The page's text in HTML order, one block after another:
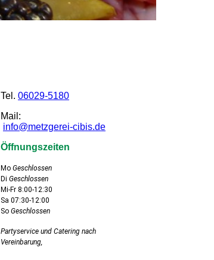
Tel. 06029-5180
Mail:
info@metzgerei-cibis.de
Öffnungszeiten
Mo Geschlossen
Di Geschlossen
Mi-Fr 8:00-12:30
Sa 07:30-12:00
So Geschlossen
Partyservice und Catering nach
Vereinbarung,